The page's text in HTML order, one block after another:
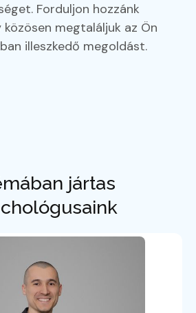
Forduljon hozzánk
megtaláljuk az Ön
illeszkedő megoldást.
jártas